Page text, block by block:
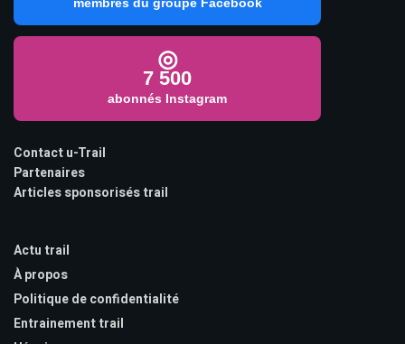
◎
7 500
abonnés Instagram
Contact u-Trail
Partenaires
Articles sponsorisés trail
Actu trail
À propos
Politique de confidentialité
Entrainement trail